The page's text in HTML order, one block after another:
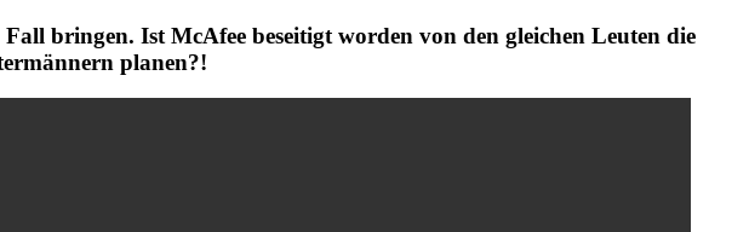
bringen. Ist McAfee beseitigt worden von den gleichen Leuten die
planen?!